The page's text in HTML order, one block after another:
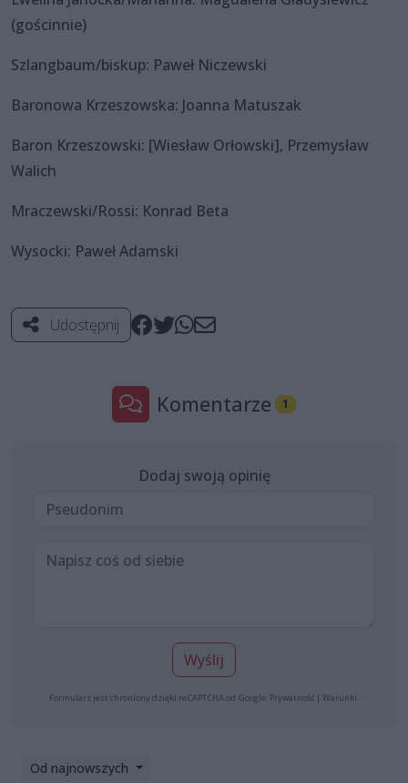
(gościnnie)
Szlangbaum/biskup: Paweł Niczewski
Baronowa Krzeszowska: Joanna Matuszak
Baron Krzeszowski: [Wiesław Orłowski], Przemysław
Walich
Mraczewski/Rossi: Konrad Beta
Wysocki: Paweł Adamski
Udostępnij
Komentarze 1
Dodaj swoją opinię
Wyślij
Formularz jest chroniony dzięki reCAPTCHA od Google: Prywatność | Warunki
Od najnowszych